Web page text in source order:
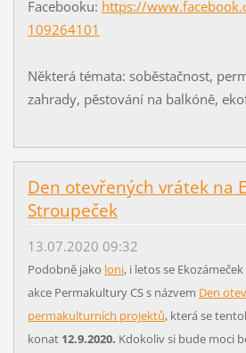
Facebooku: https://
109264101
Některá témata: soběstačnost,
zahrady, pěstování na balkóně,
Den otevřených vrátek na
Stroupeček
13.07.2020 09:32
Podobně jako loni, i letos se
akce Permakultury CS s názvem Den
permakulturních projektů, která se
konat 12.9.2020. Kdokoliv si bude moci